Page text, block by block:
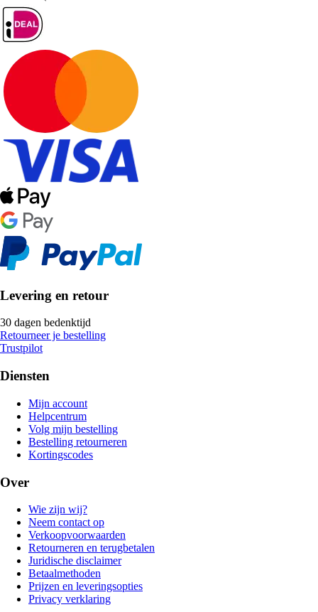
Levering en retour
30 dagen bedenktijd
Retourneer je bestelling
Trustpilot
Diensten
Mijn account
Helpcentrum
Volg mijn bestelling
Bestelling retourneren
Kortingscodes
Over
Wie zijn wij?
Neem contact op
Verkoopvoorwaarden
Retourneren en terugbetalen
Juridische disclaimer
Betaalmethoden
Prijzen en leveringsopties
Privacy verklaring